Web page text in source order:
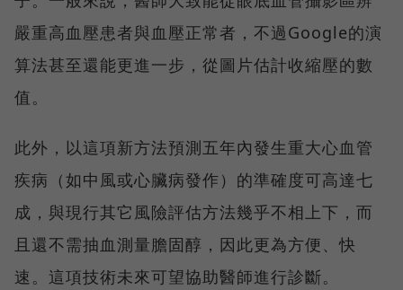
嚴重高血壓患者與血壓正常者，不過Google的演
算法甚至還能更進一步，從圖片估計收縮壓的數
值。
此外，以這項新方法預測五年內發生重大心血管
疾病（如中風或心臟病發作）的準確度可高達七
成，與現行其它風險評估方法幾乎不相上下，而
且還不需抽血測量膽固醇，因此更為方便、快
速。這項技術未來可望協助醫師進行診斷。